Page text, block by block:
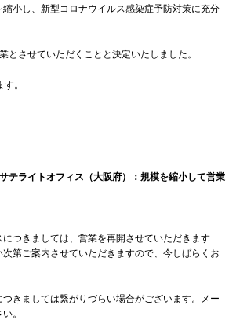
小し、新型コロナウイルス感染症予防対策に充分
させていただくことと決定いたしました。
。
テライトオフィス（大阪府）：規模を縮小して営業
つきましては、営業を再開させていただきます
第ご案内させていただきますので、今しばらくお
きましては繋がりづらい場合がございます。メー
い。